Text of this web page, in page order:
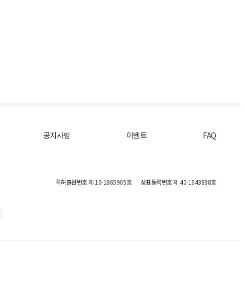
공지사항 이벤트 FAQ
특허출원번호제 10-1865905호 상표등록번호제 40-1643898호